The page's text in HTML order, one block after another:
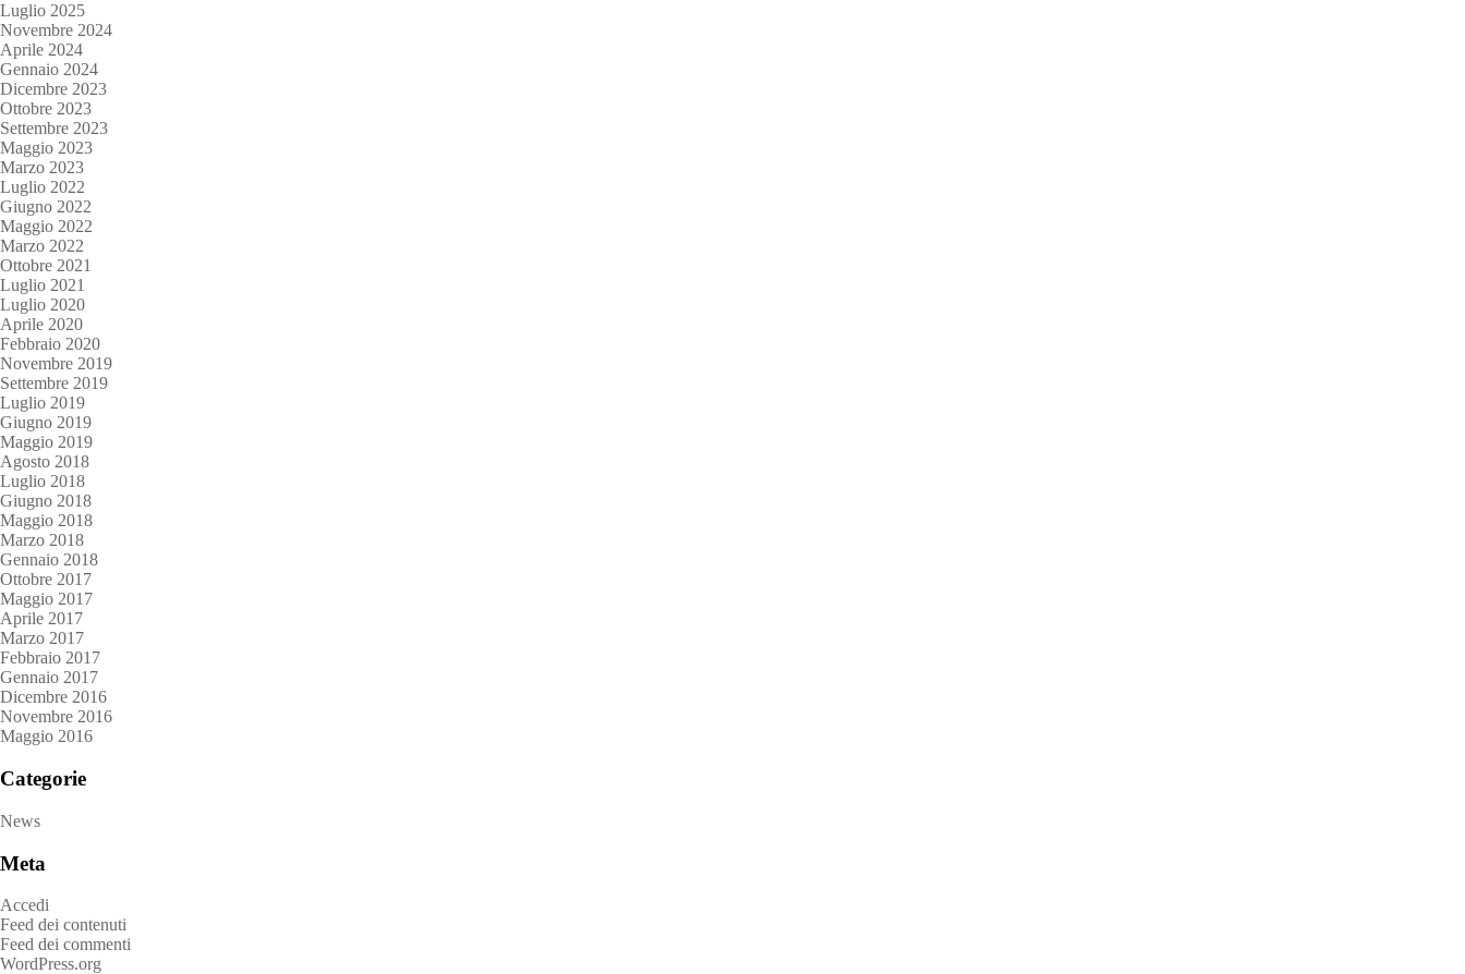
Luglio 2025
Novembre 2024
Aprile 2024
Gennaio 2024
Dicembre 2023
Ottobre 2023
Settembre 2023
Maggio 2023
Marzo 2023
Luglio 2022
Giugno 2022
Maggio 2022
Marzo 2022
Ottobre 2021
Luglio 2021
Luglio 2020
Aprile 2020
Febbraio 2020
Novembre 2019
Settembre 2019
Luglio 2019
Giugno 2019
Maggio 2019
Agosto 2018
Luglio 2018
Giugno 2018
Maggio 2018
Marzo 2018
Gennaio 2018
Ottobre 2017
Maggio 2017
Aprile 2017
Marzo 2017
Febbraio 2017
Gennaio 2017
Dicembre 2016
Novembre 2016
Maggio 2016
Categorie
News
Meta
Accedi
Feed dei contenuti
Feed dei commenti
WordPress.org